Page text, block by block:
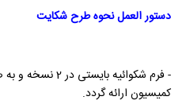
دستور العمل نحوه طرح شکایت
- فرم شکوائیه
کمیسیون ارائه گردد.